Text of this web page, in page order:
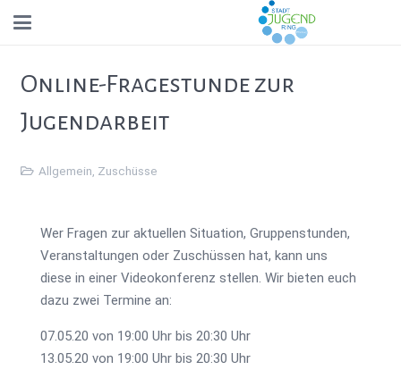
Online-Fragestunde zur
Jugendarbeit
Allgemein Zuschüsse
Wer Fragen zur aktuellen Situation, Gruppenstunden,
Veranstaltungen oder Zuschüssen hat, kann uns
diese in einer Videokonferenz stellen. Wir bieten euch
dazu zwei Termine an:
07.05.20 von 19:00 Uhr bis 20:30 Uhr
13.05.20 von 19:00 Uhr bis 20:30 Uhr